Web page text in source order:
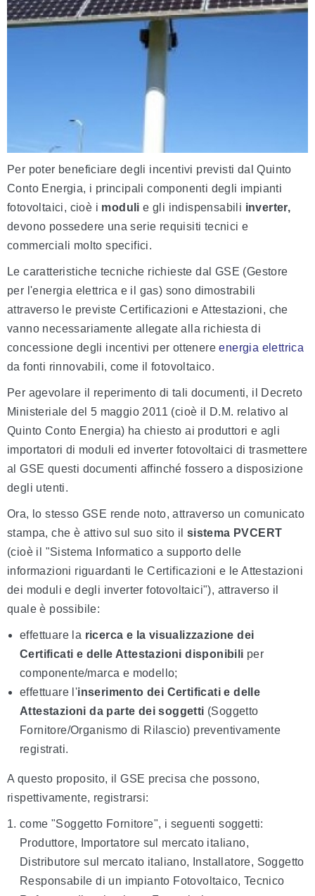
Per poter beneficiare degli incentivi previsti dal Quinto
Conto Energia, i principali componenti degli impianti
fotovoltaici, cioè i moduli e gli indispensabili inverter,
devono possedere una serie requisiti tecnici e
commerciali molto specifici.
Le caratteristiche tecniche richieste dal GSE (Gestore
per l'energia elettrica e il gas) sono dimostrabili
attraverso le previste Certificazioni e Attestazioni, che
vanno necessariamente allegate alla richiesta di
concessione degli incentivi per ottenereenergia elettrica
da fonti rinnovabili, come il fotovoltaico.
Per agevolare il reperimento di tali documenti, il Decreto
Ministeriale del 5 maggio 2011 (cioè il D.M. relativo al
Quinto Conto Energia) ha chiesto ai produttori e agli
importatori di moduli ed inverter fotovoltaici di trasmettere
al GSE questi documenti affinché fossero a disposizione
degli utenti.
Ora, lo stesso GSE rende noto, attraverso un comunicato
stampa, che è attivo sul suo sito il sistema PVCERT
(cioè il "Sistema Informatico a supporto delle
informazioni riguardanti le Certificazioni e le Attestazioni
dei moduli e degli inverter fotovoltaici"), attraverso il
quale è possibile:
effettuare la ricerca e la visualizzazione dei
Certificati e delle Attestazioni disponibili per
componente/marca e modello;
effettuare l'inserimento dei Certificati e delle
Attestazioni da parte dei soggetti (Soggetto
Fornitore/Organismo di Rilascio) preventivamente
registrati.
A questo proposito, il GSE precisa che possono,
rispettivamente, registrarsi:
come "Soggetto Fornitore", i seguenti soggetti:
Produttore, Importatore sul mercato italiano,
Distributore sul mercato italiano, Installatore, Soggetto
Responsabile di un impianto Fotovoltaico, Tecnico